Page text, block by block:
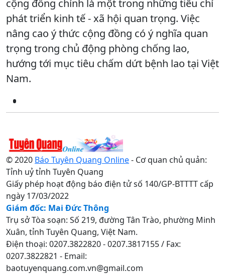
cộng đồng chính là một trong những tiêu chí
phát triển kinh tế - xã hội quan trọng. Việc
nâng cao ý thức cộng đồng có ý nghĩa quan
trọng trong chủ động phòng chống lao,
hướng tới mục tiêu chấm dứt bệnh lao tại Việt
Nam.
© 2020 Báo Tuyên Quang Online- Cơ quan chủ quản:
Tỉnh uỷ tỉnh Tuyên Quang
Giấy phép hoạt động báo điện tử số 140/GP-BTTTT cấp
ngày 17/03/2022
Giám đốc: Mai Đức Thông
Trụ sở Tòa soạn: Số 219, đường Tân Trào, phường Minh
Xuân, tỉnh Tuyên Quang, Việt Nam.
Điện thoại: 0207.3822820 - 0207.3817155 / Fax:
0207.3822821 - Email:
baotuyenquang.com.vn@gmail.com